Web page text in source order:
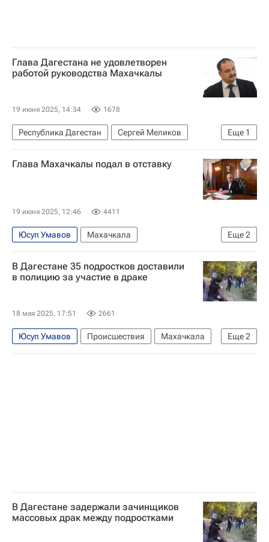
Глава Дагестана не удовлетворен
работой руководства Махачкалы
19 июня 2025, 14:34 1678
Еще 1
Республика Дагестан
Сергей Меликов
Россия
Глава Махачкалы подал в отставку
19 июня 2025, 12:46 4411
Еще2
Юсуп Умавов
Махачкала
Республика Дагестан
Политика
В Дагестане 35 подростков доставили
в полицию за участие в драке
18 мая 2025, 17:51 2661
Еще2
Юсуп Умавов Происшествия
Махачкала
Россия
Республика Дагестан
В Дагестане задержали зачинщиков
массовых драк между подростками